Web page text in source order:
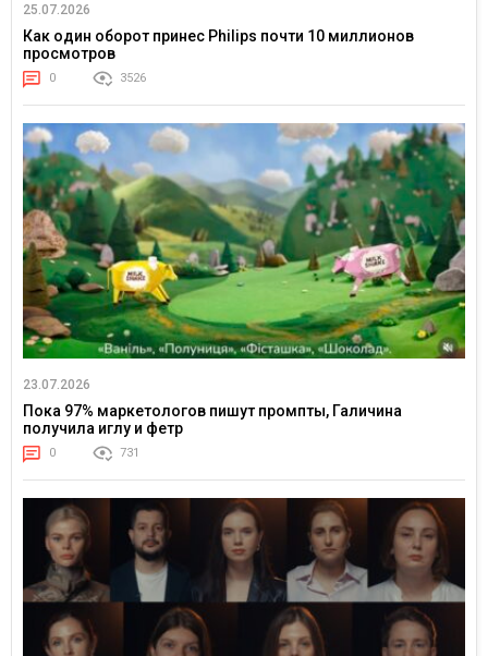
25.07.2026
Как один оборот принес Philips почти 10 миллионов
просмотров
0 3526
23.07.2026
Пока 97% маркетологов пишут промпты, Галичина
получила иглу и фетр
0 731